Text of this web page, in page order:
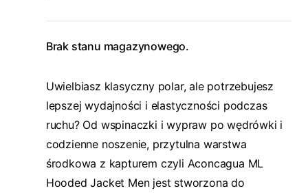
Brak stanu magazynowego.
Uwielbiasz klasyczny polar, ale potrzebujesz
lepszej wydajności i elastyczności podczas
ruchu? Od wspinaczki i wypraw po wędrówki i
codzienne noszenie, przytulna warstwa
środkowa z kapturem czyli Aconcagua ML
Hooded Jacket Men jest stworzona do